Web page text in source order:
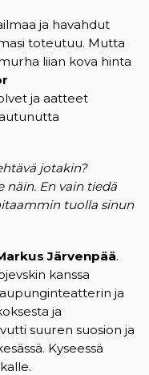
ja havahdut
toteutuu. Mutta
liian kova hinta
ja aatteet
jotakin?
näin. En vain tiedä
tuolla sinun
Järvenpää.
kanssa
ja
ja
suuren suosion ja
Kyseessä